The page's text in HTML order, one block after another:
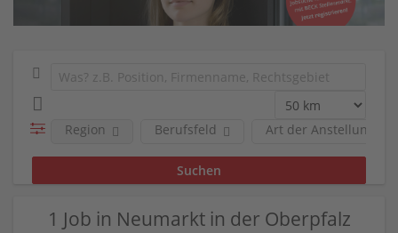
Berufsfeld
Region Art der Anstellung
1 Job in Neumarkt in der Oberpfalz